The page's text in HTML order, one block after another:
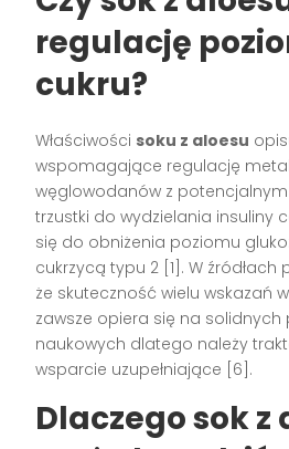
regulację
cukru?
Właściwości soku z aloesu
wspomagające regulację
węglowodanów z
trzustki do wydzielania insuliny
się do obniżenia poziomu
cukrzycą typu 2 [1]. W źródłach
że skuteczność wielu wskazań
zawsze opiera się na
naukowych dlatego należy
wsparcie uzupełniające [6].
Dlaczego sok z